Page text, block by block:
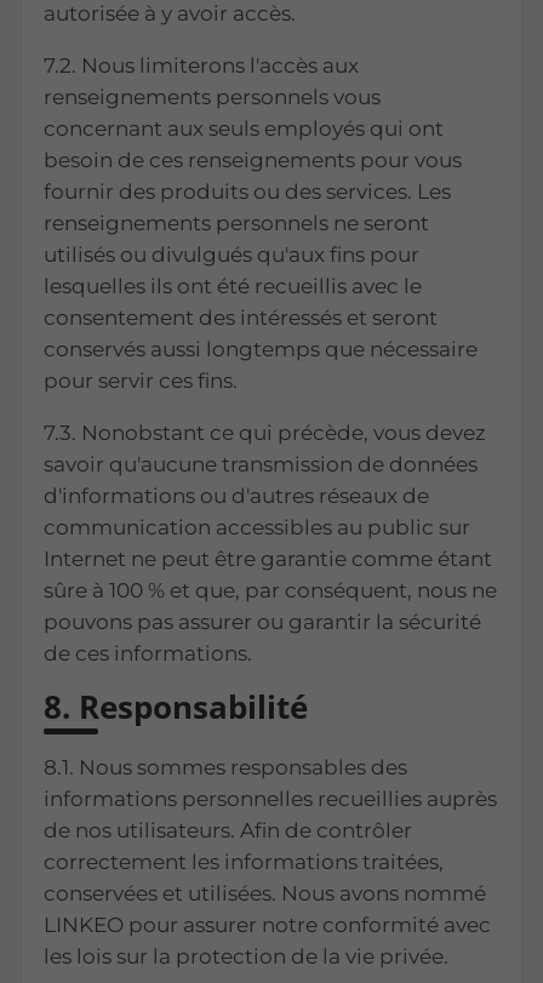
autorisée à y avoir accès.
7.2. Nous limiterons l'accès aux
renseignements personnels vous
concernant aux seuls employés qui ont
besoin de ces renseignements pour vous
fournir des produits ou des services. Les
renseignements personnels ne seront
utilisés ou divulgués qu'aux fins pour
lesquelles ils ont été recueillis avec le
consentement des intéressés et seront
conservés aussi longtemps que nécessaire
pour servir ces fins.
7.3. Nonobstant ce qui précède, vous devez
savoir qu'aucune transmission de données
d'informations ou d'autres réseaux de
communication accessibles au public sur
Internet ne peut être garantie comme étant
sûre à 100 % et que, par conséquent, nous ne
pouvons pas assurer ou garantir la sécurité
de ces informations.
8. Responsabilité
8.1. Nous sommes responsables des
informations personnelles recueillies auprès
de nos utilisateurs. Afin de contrôler
correctement les informations traitées,
conservées et utilisées. Nous avons nommé
LINKEO pour assurer notre conformité avec
les lois sur la protection de la vie privée.